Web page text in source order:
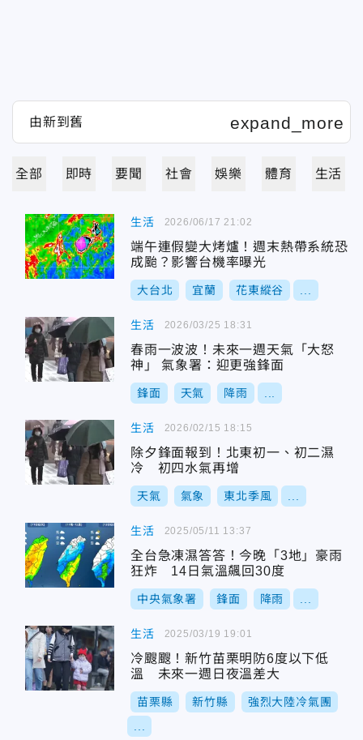
全部 即時 要聞 社會 娛樂 體育 生活
生活
端午連假變大烤爐！週末熱帶系統恐
成颱？影響台機率曝光
大台北 宜蘭 花東縱谷
2026/06/17 21:02
生活
春雨一波波！未來一週天氣「大怒
神」 氣象署：迎更強鋒面
鋒面 天氣 降雨
2026/03/25 18:31
生活
除夕鋒面報到！北東初一、初二濕
冷 初四水氣再增
天氣 氣象 東北季風
2026/02/15 18:15
生活
全台急凍濕答答！今晚「3地」豪雨
狂炸 14日氣溫飆回30度
中央氣象署 鋒面 降雨
2025/05/11 13:37
生活
冷颼颼！新竹苗栗明防6度以下低
溫 未來一週日夜溫差大
苗栗縣 新竹縣 強烈大陸冷氣團
2025/03/19 19:01